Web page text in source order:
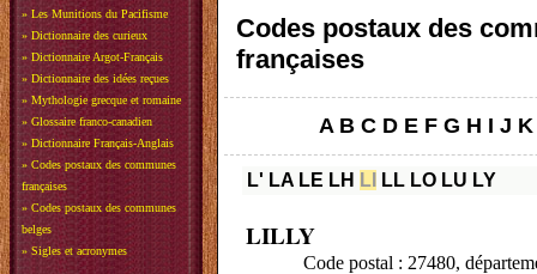
» Les Munitions du Pacifisme
» Dictionnaire des curieux
» Dictionnaire Argot-Français
» Dictionnaire des idées reçues
» Mythologie grecque et romaine
» Glossaire franco-canadien
» Dictionnaire Français-Anglais
» Codes postaux des communes
françaises
» Codes postaux des communes
belges
» Sigles et acronymes
Codes postaux des
françaises
A B C D E F G H I J K
L' LA LE LH LI LL LO LU LY
LILLY
Code postal : 27480,